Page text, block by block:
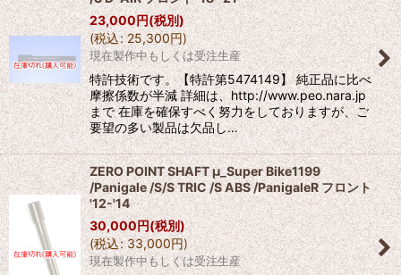
23,000円(税別)
(税込: 25,300円)
現在製作中もしくは受注生産
特許技術です。【特許第5474149】 純正品に比べ
摩擦係数が半減 詳細は、http://www.peo.nara.jp
まで 在庫を確保すべく努力をしておりますが、ご
要望の多い製品は欠品し…
ZERO POINT SHAFT μ_Super Bike1199
/Panigale /S/S TRIC /S ABS /PanigaleR フロント
'12-'14
30,000円(税別)
(税込: 33,000円)
現在製作中もしくは受注生産